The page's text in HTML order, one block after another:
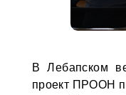
В Лебапском
проект ПРООН